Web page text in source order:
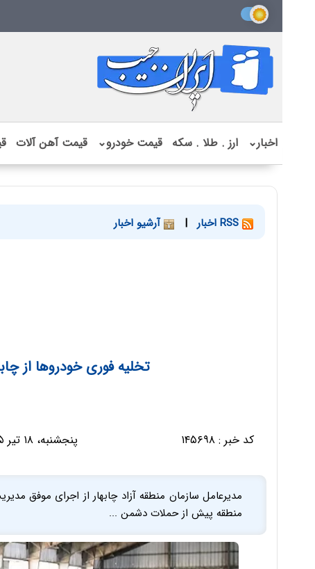
اخبار⌄ ارز . طلا . سکه قیمت خودرو⌄ قیمت آهن آلات
| آرشیو اخبار
تخلیه فوری خودروها از
کد خبر :۱۴۵۶۹۸ پنجشنبه، ۱۸ تیر ۱۴۰۵ - ۱۰:۰۲:۱۴
مدیرعامل سازمان منطقه آزاد چابهار از اجرای موفق
منطقه پیش از حملات دشمن ...